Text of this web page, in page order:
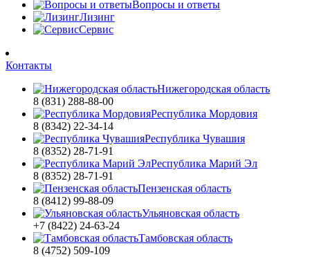
Вопросы и ответы
Лизинг
Сервис
Контакты
Нижегородская область
8 (831) 288-88-00
Республика Мордовия
8 (8342) 22-34-14
Республика Чувашия
8 (8352) 28-71-91
Республика Марий Эл
8 (8352) 28-71-91
Пензенская область
8 (8412) 99-88-09
Ульяновская область
+7 (8422) 24-63-24
Тамбовская область
8 (4752) 509-109